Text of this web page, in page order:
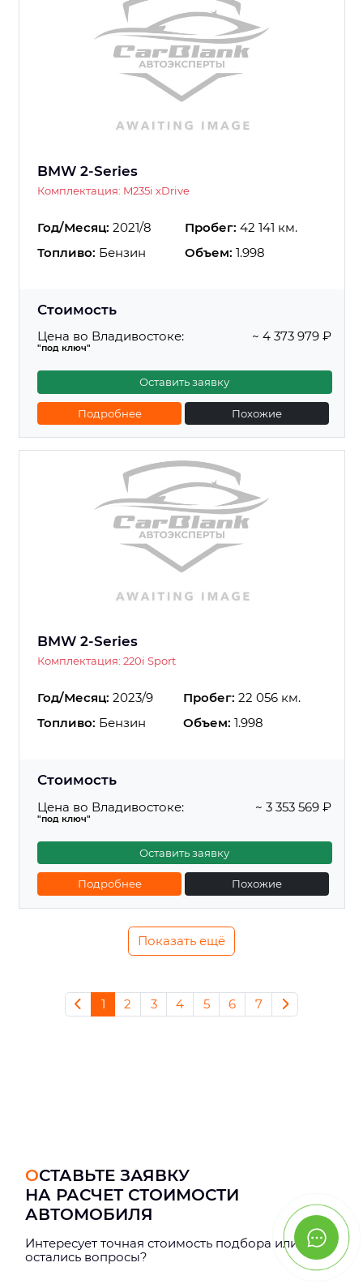
BMW 2-Series
Комплектация: M235i xDrive
Год/Месяц: 2021/8 Пробег: 42 141 км.
Топливо: Бензин Объем: 1.998
Стоимость
Цена во Владивостоке:
"под ключ"
~ 4 373 979 ₽
Оставить заявку
Подробнее Похожие
BMW 2-Series
Комплектация: 220i Sport
Год/Месяц: 2023/9 Пробег: 22 056 км.
Топливо: Бензин Объем: 1.998
Стоимость
Цена во Владивостоке:
"под ключ"
~ 3 353 569 ₽
Оставить заявку
Подробнее Похожие
Показать ещё
1 2 3 4 5 6 7
ОСТАВЬТЕ ЗАЯВКУ
НА РАСЧЕТ СТОИМОСТИ
АВТОМОБИЛЯ
Интерeсует точная стоимость подбора или
остались вопросы?